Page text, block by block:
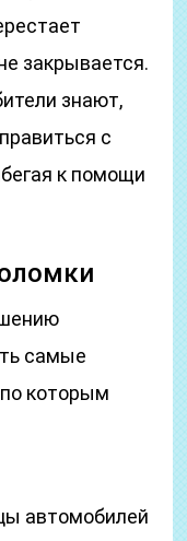
закрывается.
знают,
с
к помощи
самые
которым
автомобилей